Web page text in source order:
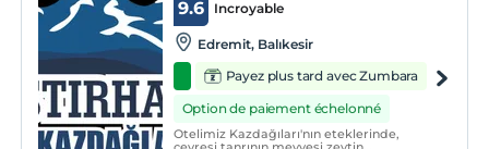
Incroyable
9.6
Edremit, Balıkesir
Payez plus tard avec Zumbara
Option de paiement échelonné
Otelimiz Kazdağıları'nın eteklerinde,